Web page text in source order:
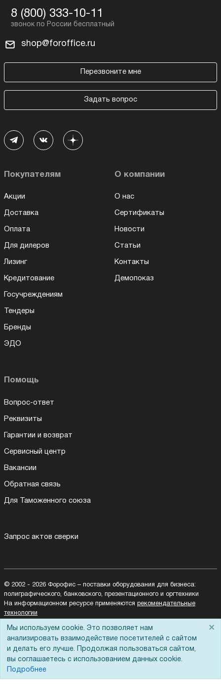
8 (800) 333-10-11
shop@foroffice.ru
Перезвоните мне
Задать вопрос
Покупателям
Акции
Доставка
Оплата
Для дилеров
Лизинг
Кредитование
Госучреждениям
Тендеры
Бренды
ЭДО
О компании
О нас
Сертификаты
Новости
Статьи
Контакты
Демопоказ
Помощь
Вопрос-ответ
Реквизиты
Гарантии и возврат
Сервисный центр
Вакансии
Обратная связь
Для Таможенного союза
Запрос актов сверки
© 2002 - 2026 Форофис – поставки оборудования для бизнеса:
полиграфического, банковского, презентационного и оргтехники
На информационном ресурсе применяются
рекомендательные
технологии
соответствуетполитике обработки данных
Политика обработки персональных данных
Согласие на обработку персональных данных
Мы используем cookie. Это позволяет нам
анализировать взаимодействие посетителей с сайтом
и делать его лучше. Продолжая пользоваться сайтом,
вы соглашаетесь с использованием данных cookie.
Подробнее
×